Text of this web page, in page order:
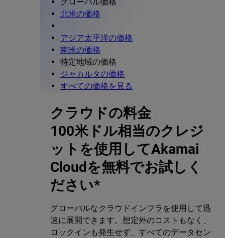
グローバル価格
北米の価格
アジア太平洋の価格
南米の価格
特定地域の価格
ジャカルタの価格
すべての価格を見る
クラウドの料金
100米ドル相当のクレジ
ットを使用してAkamai
Cloudを無料でお試しく
ださい*
グローバルなクラウドインフラを使用して迅
速に展開できます。想定外のコストもなく、
ロックインも発生せず、すべてのデータセン